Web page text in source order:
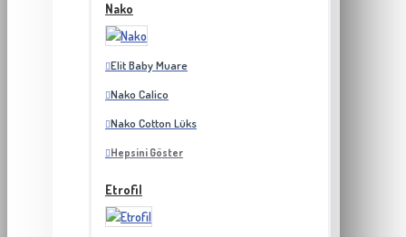
Nako
Elit Baby Muare
Nako Calico
Nako Cotton Lüks
Hepsini Göster
Etrofil